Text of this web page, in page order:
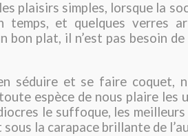
plaisirs simples, lorsque la
temps, et quelques verres
bon plat, il n’est pas besoin
séduire et se faire coquet,
espèce de nous plaire les
le suffoque, les
sous la carapace brillante de